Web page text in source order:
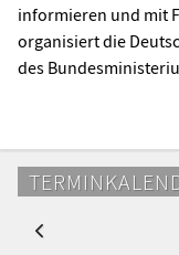
informieren und mit
organisiert die
des